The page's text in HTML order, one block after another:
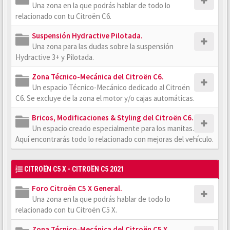
Una zona en la que podrás hablar de todo lo
relacionado con tu Citroën C6.
Suspensión Hydractive Pilotada.
Una zona para las dudas sobre la suspensión
Hydractive 3+ y Pilotada.
Zona Técnico-Mecánica del Citroën C6.
Un espacio Técnico-Mecánico dedicado al Citroën
C6. Se excluye de la zona el motor y/o cajas automáticas.
Bricos, Modificaciones & Styling del Citroën C6.
Un espacio creado especialmente para los manitas.
Aquí encontrarás todo lo relacionado con mejoras del vehículo.
CITROËN C5 X - CITROËN C5 2021
Foro Citroën C5 X General.
Una zona en la que podrás hablar de todo lo
relacionado con tu Citroën C5 X.